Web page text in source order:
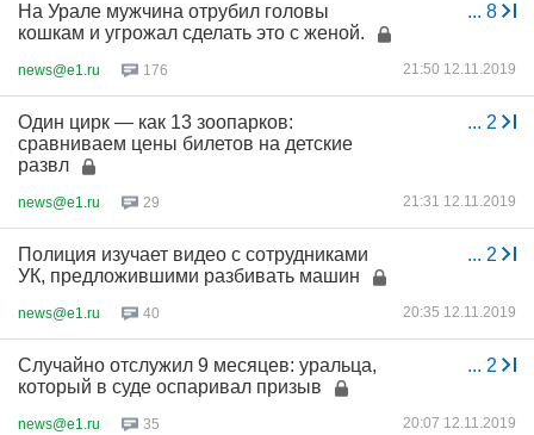
... 8
На Урале мужчина отрубил головы
кошкам и угрожал сделать это с женой.
news@e1.ru 176 21:50 12.11.2019
... 2
Один цирк — как 13 зоопарков:
сравниваем цены билетов на детские
развл
news@e1.ru 29 21:31 12.11.2019
... 2
Полиция изучает видео с сотрудниками
УК, предложившими разбивать машин
news@e1.ru 40 20:35 12.11.2019
... 2
Случайно отслужил 9 месяцев: уральца,
который в суде оспаривал призыв
news@e1.ru 35 20:07 12.11.2019